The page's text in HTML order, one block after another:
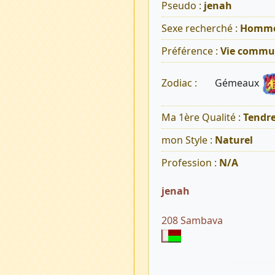
Pseudo : jenah
Sexe recherché :
Préférence : Vie
Zodiac : Gémeaux
Ma 1ère Qualité :
mon Style : Naturel
Profession : N/A
jenah
208 Sambava